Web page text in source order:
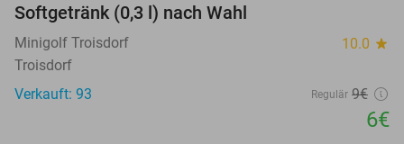
Softgetränk (0,3 l) nach Wahl
Minigolf Troisdorf 10.0 star
Troisdorf
Verkauft: 93
Regulär 9€
6€